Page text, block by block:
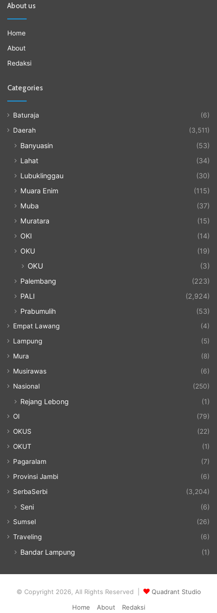
About us
Home
About
Redaksi
Categories
Baturaja
(6)
Daerah
(3,511)
Banyuasin
(53)
Lahat
(34)
Lubuklinggau
(30)
Muara Enim
(115)
Muba
(37)
Muratara
(15)
OKI
(14)
OKU
(19)
OKU (3)
Palembang
(223)
PALI
(2,924)
Prabumulih
(53)
Empat Lawang
(4)
Lampung
(5)
Mura
(8)
Musirawas
(6)
Nasional
(250)
Rejang Lebong (1)
OI
(79)
OKUS
(22)
OKUT
(1)
Pagaralam
(7)
Provinsi Jambi
(6)
SerbaSerbi
(3,204)
Seni (6)
Sumsel
(26)
Traveling
(6)
Bandar Lampung (1)
© Copyright 2026, All Rights Reserved |
Quadrant Studio
Home
About Redaksi